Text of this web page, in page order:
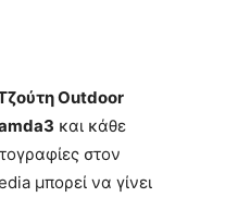
Outdoor
3 και κάθε
στον
μπορεί να γίνει